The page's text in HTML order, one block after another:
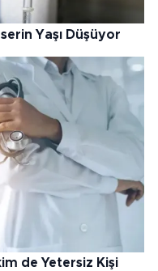
Yaşı Düşüyor
de Yetersiz Kişi